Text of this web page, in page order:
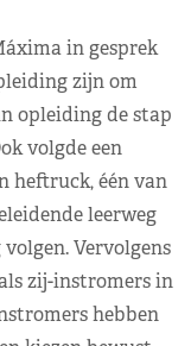
in gesprek
zijn om
opleiding de stap
volgde een
heftruck, één van
leerweg
Vervolgens
zij-instromers in
hebben